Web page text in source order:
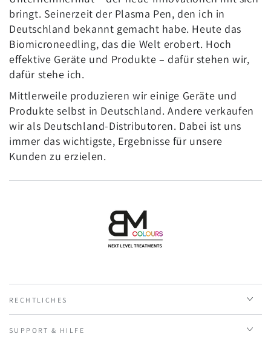
bringt. Seinerzeit der Plasma Pen, den ich in
Deutschland bekannt gemacht habe. Heute das
Biomicroneedling, das die Welt erobert. Hoch
effektive Geräte und Produkte – dafür stehen wir,
dafür stehe ich.
Mittlerweile produzieren wir einige Geräte und
Produkte selbst in Deutschland. Andere verkaufen
wir als Deutschland-Distributoren. Dabei ist uns
immer das wichtigste, Ergebnisse für unsere
Kunden zu erzielen.
RECHTLICHES
SUPPORT & HILFE